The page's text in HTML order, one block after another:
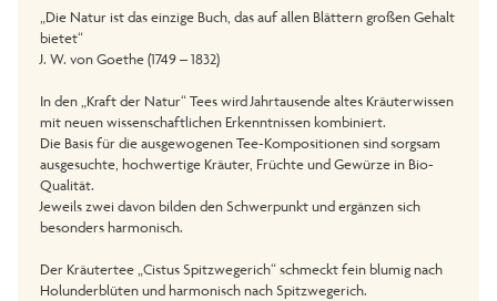
„Die Natur ist das einzige Buch, das auf allen Blättern großen Gehalt
bietet“
J. W. von Goethe (1749 – 1832)
In den „Kraft der Natur“ Tees wird Jahrtausende altes Kräuterwissen
mit neuen wissenschaftlichen Erkenntnissen kombiniert.
Die Basis für die ausgewogenen Tee-Kompositionen sind sorgsam
ausgesuchte, hochwertige Kräuter, Früchte und Gewürze in Bio-
Qualität.
Jeweils zwei davon bilden den Schwerpunkt und ergänzen sich
besonders harmonisch.
Der Kräutertee „Cistus Spitzwegerich“ schmeckt fein blumig nach
Holunderblüten und harmonisch nach Spitzwegerich.